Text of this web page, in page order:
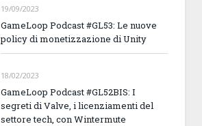
19/09/2023
GameLoop Podcast #GL53: Le nuove
policy di monetizzazione di Unity
18/02/2023
GameLoop Podcast #GL52BIS: I
segreti di Valve, i licenziamenti del
settore tech, con Wintermute